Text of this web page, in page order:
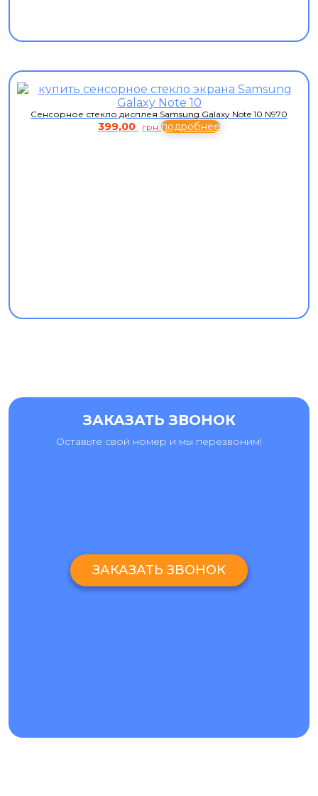
Сенсорное стекло дисплея Samsung Galaxy Note 10 N970
399,00 грн подробнее
ЗАКАЗАТЬ ЗВОНОК
Оставьте свой номер и мы перезвоним!
ЗАКАЗАТЬ ЗВОНОК